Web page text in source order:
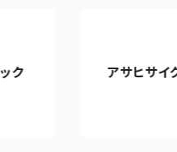
アサヒサイクル